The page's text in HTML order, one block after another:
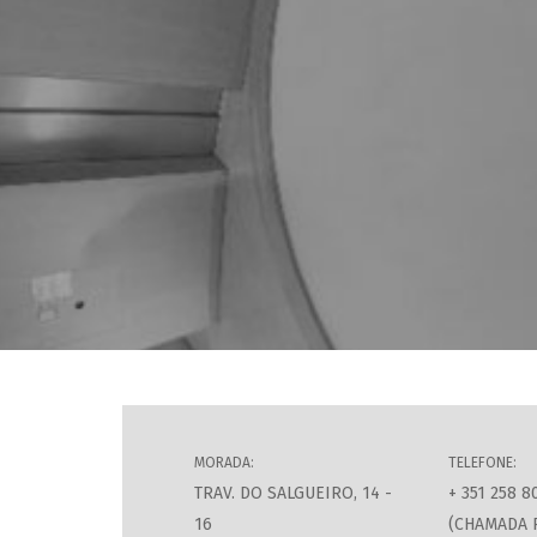
MORADA:
TRAV. DO SALGUEIRO, 14 -
16
TELEFONE:
+ 351 258
(CHAMADA